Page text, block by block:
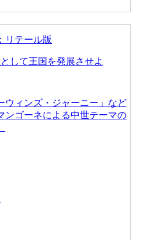
リテール版
して王国を発展させよ
ウィンズ・ジャーニー」など
ンゴーネによる中世テーマの